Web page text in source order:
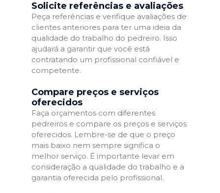
Solicite referências e avaliações
Peça referências e verifique avaliações de
clientes anteriores para ter uma ideia da
qualidade do trabalho do pedreiro. Isso
ajudará a garantir que você está
contratando um profissional confiável e
competente.
Compare preços e serviços
oferecidos
Faça orçamentos com diferentes
pedreiros e compare os preços e serviços
oferecidos. Lembre-se de que o preço
mais baixo nem sempre significa o
melhor serviço. É importante levar em
consideração a qualidade do trabalho e a
garantia oferecida pelo profissional.